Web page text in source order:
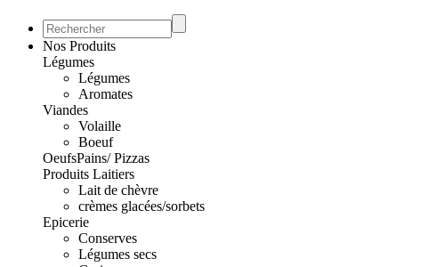
Nos Produits
Légumes
Légumes
Aromates
Viandes
Volaille
Boeuf
OeufsPains/ Pizzas
Produits Laitiers
Lait de chèvre
crèmes glacées/sorbets
Epicerie
Conserves
Légumes secs